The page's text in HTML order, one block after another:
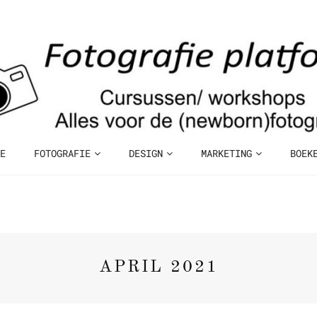
FOTOGRAFIE DESIGN MARKETING
APRIL 2021